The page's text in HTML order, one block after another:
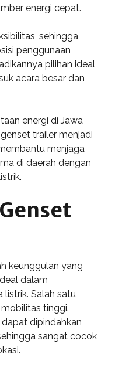
energi cepat.
sehingga
penggunaan
pilihan ideal
acara besar dan
energi di Jawa
trailer menjadi
menjaga
di daerah dengan
keunggulan yang
dalam
listrik. Salah satu
tinggi.
dipindahkan
sangat cocok